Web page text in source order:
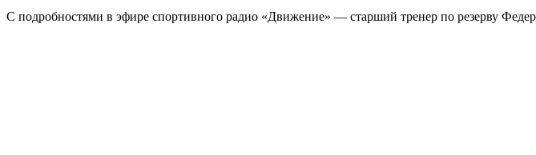
С подробностями в эфире спортивного радио «Движение» — старший тренер по резерву